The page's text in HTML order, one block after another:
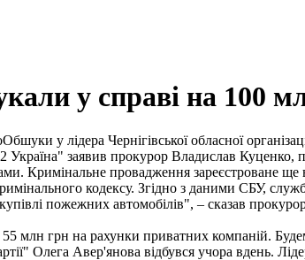
у справі на 100
Обшуки у лідера Чернігівської обласної
заявив прокурор Владислав Куценко,
Кримінальне провадження зареєстроване
кодексу. Згідно з даними СБУ,
пожежних автомобілів", – сказав
млн грн на рахунки приватних компаній.
Олега Авер'янова відбувся учора вдень.